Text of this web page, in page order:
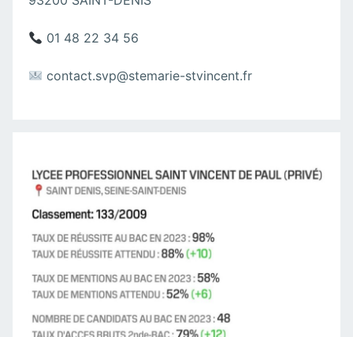
01 48 22 34 56
contact.svp@stemarie-stvincent.fr